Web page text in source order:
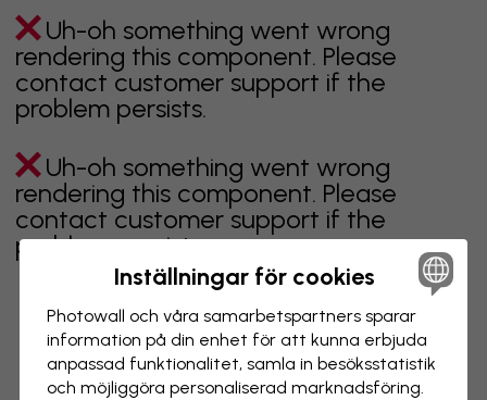
Uh-oh something went wrong
rendering this component. Please
contact customer support if the
problem persists.
Uh-oh something went wrong
rendering this component. Please
contact customer support if the
problem persists.
Visar sidan 1 av 1 sidor
Inställningar för cookies
Photowall och våra samarbets­partners sparar
information på din enhet för att kunna erbjuda
anpassad funktionalitet, samla in besöks­statistik
och möjliggöra personaliserad marknads­föring.